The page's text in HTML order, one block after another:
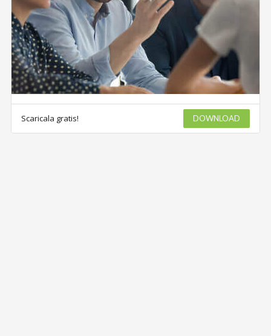
Scaricala gratis! DOWNLOAD